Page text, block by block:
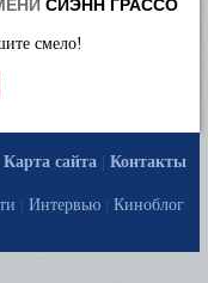
СИЭНН ГРАССО
смело!
Карта сайта
Контакты
Интервью Киноблог